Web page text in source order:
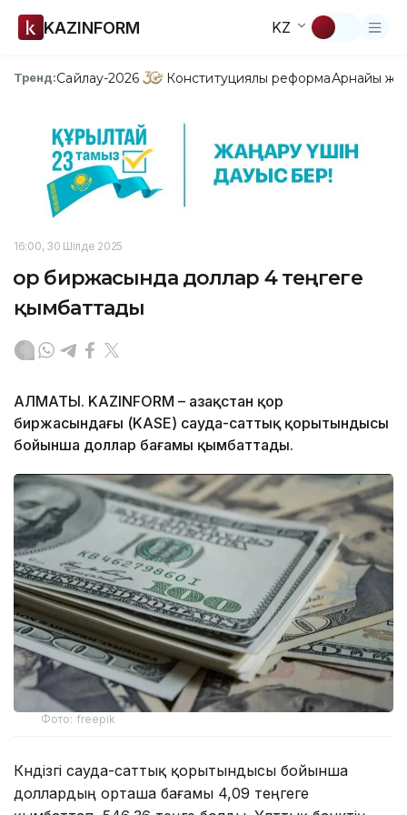
KAZINFORM KZ
Тренд:Сайлау-2026 Конституциялық реформаАрнайы
16:00, 30 Шілде 2025
Қор биржасында доллар 4 теңгеге
қымбаттады
АЛМАТЫ. KAZINFORM – Қазақстан қор
биржасындағы (KASE) сауда-саттық қорытындысы
бойынша доллар бағамы қымбаттады.
Фото: freepik
Күндізгі сауда-саттық қорытындысы бойынша
доллардың орташа бағамы 4,09 теңгеге